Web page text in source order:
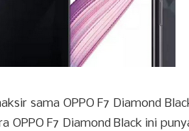
sama OPPO F7 Diamond
F7 Diamond Black ini